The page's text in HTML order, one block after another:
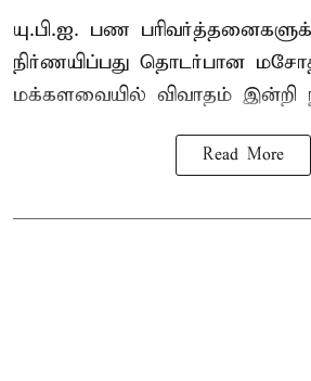
யு.பி.ஐ. பண
நிர்ணயிப்பது தொடர்பான
மக்களவையில் விவாதம் இன்றி
Read More